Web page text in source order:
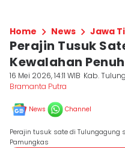
Home News Jawa
Perajin Tusuk
Kewalahan
16 Mei 2026, 14:11 WIB Kab.
Bramanta Putra
News Channel
Perajin tusuk sate di Tulungagung
Pamungkas